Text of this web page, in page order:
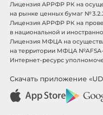
Лицензия АРРФР РК на
на рынке ценных бумаг №
Лицензия АРРФР РК на
в национальной и
Лицензия МФЦА на
на территории МФЦА №AFSA-
Интернет-ресурс
Скачать приложение